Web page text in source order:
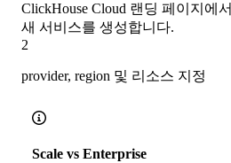
ClickHouse Cloud 랜딩 페이지에서
새 서비스를 생성합니다.
2
provider, region 및 리소스 지정
Scale vs Enterprise